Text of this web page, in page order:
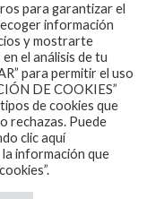
THEME
para garantizar el
información
y mostrarte
el análisis de tu
para permitir el uso
DE COOKIES”
de cookies que
rechazas. Puede
clic aquí
la información que